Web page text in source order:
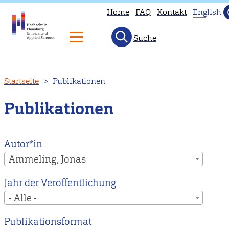
zum
Inhalt
Home FAQ Kontakt English
Suche
Startseite Publikationen
Publikationen
Autor*in
Ammeling, Jonas
Jahr der Veröffentlichung
- Alle -
Publikationsformat